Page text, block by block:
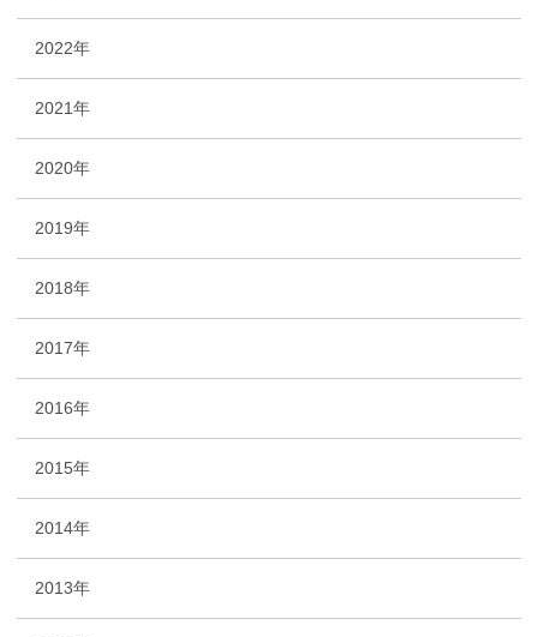
2022年
2021年
2020年
2019年
2018年
2017年
2016年
2015年
2014年
2013年